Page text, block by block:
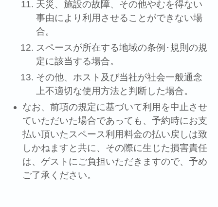
天災、施設の故障、その他やむを得ない
事由により利⽤させることができない場
合。
スペースが所在する地域の条例･規則の規
定に該当する場合。
その他、ホスト及び当社が社会⼀般通念
上不適切な使⽤⽅法と判断した場合。
なお、前項の規定に基づいて利⽤を中⽌させ
ていただいた場合であっても、予約時にお⽀
払い頂いたスペース利⽤料⾦の払い戻しは致
しかねますと共に、その際に⽣じた損害責任
は、ゲストにご負担いただきますので、予め
ご了承ください。